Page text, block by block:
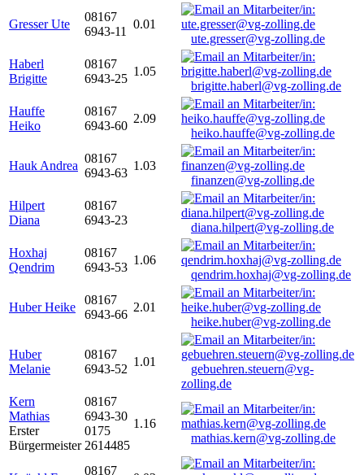
Gresser Ute
08167
6943-11
0.01
ute.gresser@vg-zolling.de
Haberl
Brigitte
08167
6943-25
1.05
brigitte.haberl@vg-zolling.de
Hauffe
Heiko
08167
6943-60
2.09
heiko.hauffe@vg-zolling.de
Hauk Andrea
08167
6943-63
1.03
finanzen@vg-zolling.de
Hilpert
Diana
08167
6943-23
diana.hilpert@vg-zolling.de
Hoxhaj
Qendrim
08167
6943-53
1.06
qendrim.hoxhaj@vg-zolling.de
Huber Heike
08167
6943-66
2.01
heike.huber@vg-zolling.de
Huber
Melanie
08167
6943-52
1.01
gebuehren.steuern@vg-
zolling.de
Kern
Mathias
Erster
Bürgermeister
08167
6943-30
0175
2614485
1.16
mathias.kern@vg-zolling.de
08167